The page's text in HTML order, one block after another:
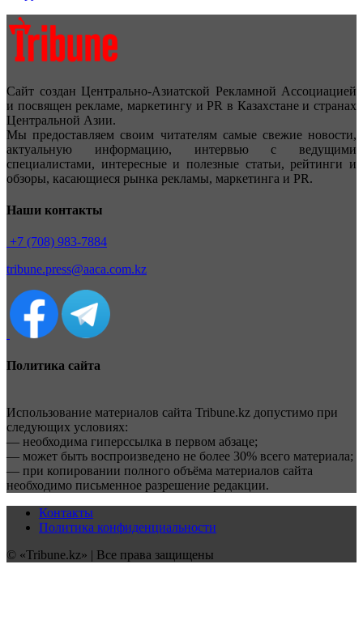
Сайт создан Центрально-Азиатской Рекламной Ассоциацией
и посвящен рекламе, маркетингу и PR в Казахстане и странах
Центральной Азии.
Мы предоставляем своим читателям самые свежие новости,
актуальную информацию, интервью с ведущими
специалистами, интересные и полезные статьи, рейтинги и
обзоры, касающиеся рынка рекламы, маркетинга и PR.
Наши контакты
+7 (708) 983-7884
tribune.press@aaca.com.kz
Политика сайта
Использование материалов сайта Tribune.kz допустимо при
следующих условиях:
— необходима гиперссылка в первом абзаце;
— может быть воспроизведено не более 30% всего материала;
— при копировании полного объёма материалов сайта
необходимо письменное разрешение редакции.
Контакты
Политика конфиденциальности
© «Tribune.kz» | Все права защищены